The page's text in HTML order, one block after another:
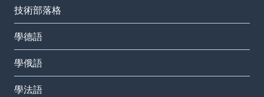
技術部落格
學德語
學俄語
學法語